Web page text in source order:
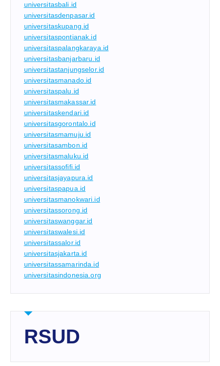
universitasbali.id
universitasdenpasar.id
universitaskupang.id
universitaspontianak.id
universitaspalangkaraya.id
universitasbanjarbaru.id
universitastanjungselor.id
universitasmanado.id
universitaspalu.id
universitasmakassar.id
universitaskendari.id
universitasgorontalo.id
universitasmamuju.id
universitasambon.id
universitasmaluku.id
universitassofifi.id
universitasjayapura.id
universitaspapua.id
universitasmanokwari.id
universitassorong.id
universitaswanggar.id
universitaswalesi.id
universitassalor.id
universitasjakarta.id
universitassamarinda.id
universitasindonesia.org
RSUD